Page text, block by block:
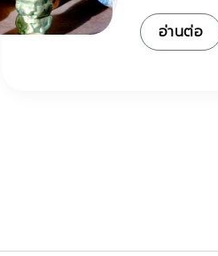
อ่านต่อ